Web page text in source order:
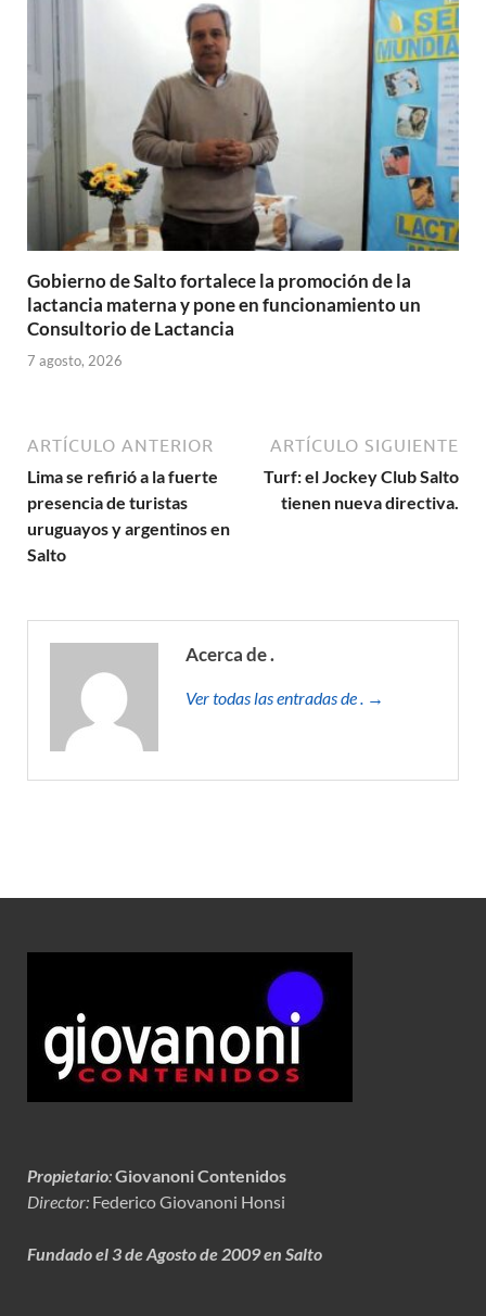
Gobierno de Salto fortalece la promoción de la
lactancia materna y pone en funcionamiento un
Consultorio de Lactancia
7 agosto, 2026
ARTÍCULO ANTERIOR
Lima se refirió a la fuerte
presencia de turistas
uruguayos y argentinos en
Salto
ARTÍCULO SIGUIENTE
Turf: el Jockey Club Salto
tienen nueva directiva.
Acerca de .
Ver todas las entradas de . →
Propietario:Giovanoni Contenidos
Director: Federico Giovanoni Honsi
Fundado el 3 de Agosto de 2009 en Salto